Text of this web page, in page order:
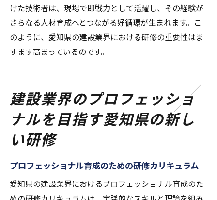
けた技術者は、現場で即戦力として活躍し、その経験が
さらなる人材育成へとつながる好循環が生まれます。こ
のように、愛知県の建設業界における研修の重要性はま
すます高まっているのです。
建設業界のプロフェッショ
ナルを目指す愛知県の新し
い研修
プロフェッショナル育成のための研修カリキュラム
愛知県の建設業界におけるプロフェッショナル育成のた